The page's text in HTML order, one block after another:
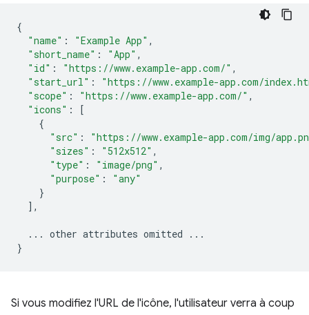
{
"name" : "Example App" ,
"short_name" : "App" ,
"id" : "https://www.example-app.com/" ,
"start_url" :
"https://www.example-app.com/
"scope" : "https://www.example-app.com/" ,
"icons" :
[
{
"src" :
"https://www.example-app.com/img/
"sizes" : "512x512" ,
"type" : "image/png" ,
"purpose" :
"any"
}
],
... other attributes omitted
...
}
Si vous modifiez l'URL de l'icône, l'utilisateur verra à coup